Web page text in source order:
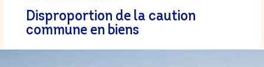
Disproportion de la caution
commune en biens